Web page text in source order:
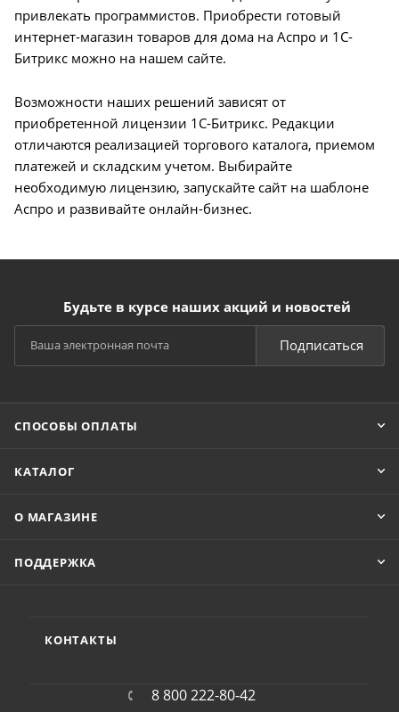
привлекать программистов. Приобрести готовый
интернет-магазин товаров для дома на Аспро и 1С-
Битрикс можно на нашем сайте.
Возможности наших решений зависят от
приобретенной лицензии 1С-Битрикс. Редакции
отличаются реализацией торгового каталога, приемом
платежей и складским учетом. Выбирайте
необходимую лицензию, запускайте сайт на шаблоне
Аспро и развивайте онлайн-бизнес.
Будьте в курсе наших акций и новостей
Подписаться
СПОСОБЫ ОПЛАТЫ
КАТАЛОГ
О МАГАЗИНЕ
ПОДДЕРЖКА
КОНТАКТЫ
8 800 222-80-42